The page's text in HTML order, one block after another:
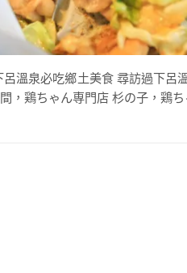
溫泉必吃鄉土美食 尋訪過下呂
，鶏ちゃん専門店 杉の子，鶏ち